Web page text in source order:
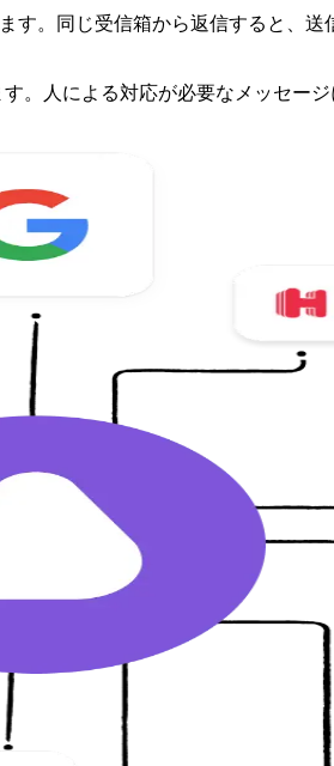
。同じ受信箱から返信すると、
人による対応が必要なメッセー